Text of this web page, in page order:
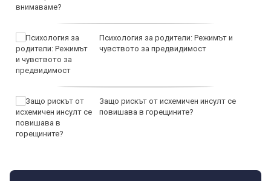
Психология за родители: Режимът и
чувството за предвидимост
Защо рискът от исхемичен инсулт се
повишава в горещините?